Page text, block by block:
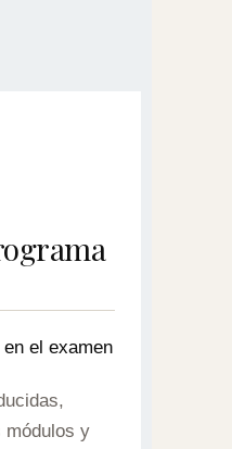
el examen
módulos y